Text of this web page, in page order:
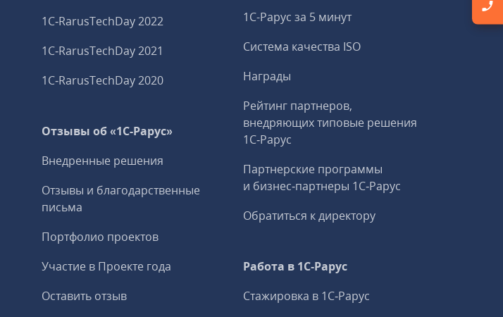
1C‑RarusTechDay 2022
1C‑RarusTechDay 2021
1C‑RarusTechDay 2020
Отзывы об «1С-Рарус»
Внедренные решения
Отзывы и благодарственные
письма
Портфолио проектов
Участие в Проекте года
Оставить отзыв
1С-Рарус за 5 минут
Система качества ISO
Награды
Рейтинг партнеров,
внедряющих типовые решения
1С‑Рарус
Партнерские программы
и бизнес‑партнеры 1С‑Рарус
Обратиться к директору
Работа в 1С‑Рарус
Стажировка в 1С‑Рарус